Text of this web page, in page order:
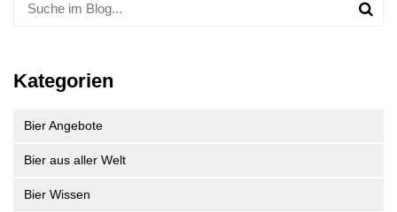
Kategorien
Bier Angebote
Bier aus aller Welt
Bier Wissen